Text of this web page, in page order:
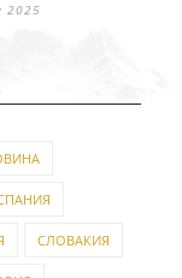
2025
СЛОВАКИЯ